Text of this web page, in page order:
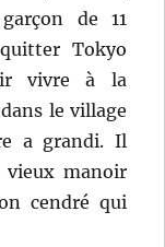
de 11
Tokyo
vivre à la
le village
a grandi. Il
vieux manoir
cendré qui